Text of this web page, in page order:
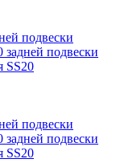
подвески
подвески
SS20
подвески
подвески
SS20